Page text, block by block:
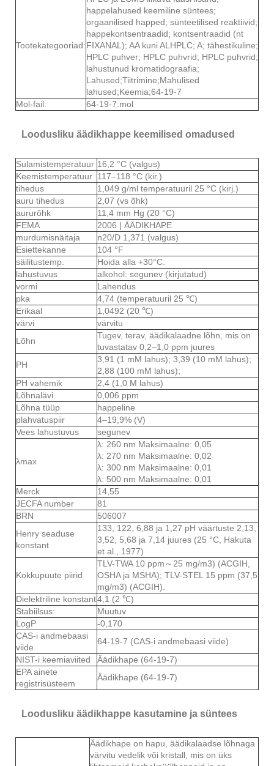
Tootekategooriad:
happelahused keemiline süntees;
orgaanilised happed; sünteetilised reaktiivid;
happekontsentraadid; kontsentraadid (nt
FIXANAL); AA kuni ALHPLC; A; tähestikuline;
HPLC puhver; HPLC puhvrid; HPLC puhvrid;
lahustunud kromatidograafia;
Lahused;Tiitrimine;Mahulised
lahused;Keemia;64-19-7
Mol-fail:
64-19-7.mol
Loodusliku äädikhappe keemilised omadused
Sulamistemperatuur 16,2 °C (valgus)
Keemistemperatuur 117–118 °C (kir.)
tihedus
1,049 g/ml temperatuuril 25 °C (kirj.)
auru tihedus
2,07 (vs õhk)
aururõhk
11,4 mm Hg (20 °C)
FEMA
2006 | ÄÄDIKHAPE
murdumisnäitaja
n20/D 1,371 (valgus)
Esiettekanne
104 °F
säilitustemp.
Hoida alla +30°C.
lahustuvus
alkohol: segunev (kirjutatud)
vormi
Lahendus
pka
4,74 (temperatuuril 25 ℃)
Erikaal
1,0492 (20 ℃)
värvi
värvitu
Lõhn
Tugev, terav, äädikalaadne lõhn, mis on
tuvastatav 0,2–1,0 ppm juures
PH
3,91 (1 mM lahus); 3,39 (10 mM lahus);
2,88 (100 mM lahus);
PH vahemik
2,4 (1,0 M lahus)
Lõhnalävi
0,006 ppm
Lõhna tüüp
happeline
plahvatuspiir
4–19,9% (V)
Vees lahustuvus
segunev
λmax
λ: 260 nm Maksimaalne: 0,05
λ: 270 nm Maksimaalne: 0,02
λ: 300 nm Maksimaalne: 0,01
λ: 500 nm Maksimaalne: 0,01
Merck
14,55
JECFA number
81
BRN
506007
Henry seaduse
konstant
133, 122, 6,88 ja 1,27 pH väärtuste 2,13,
3,52, 5,68 ja 7,14 juures (25 °C, Hakuta
et al., 1977)
Kokkupuute piirid
TLV-TWA 10 ppm～25 mg/m3) (ACGIH,
OSHA ja MSHA); TLV-STEL 15 ppm (37,5
mg/m3) (ACGIH).
Dielektriline konstant4,1 (2 ℃)
Stabiilsus:
Muutuv
LogP
-0,170
CAS-i andmebaasi
viide
64-19-7 (CAS-i andmebaasi viide)
NIST-i keemiaviited
Äädikhape (64-19-7)
EPA ainete
registrisüsteem
Äädikhape (64-19-7)
Loodusliku äädikhappe kasutamine ja süntees
Äädikhape on hapu, äädikalaadse lõhnaga
värvitu vedelik või kristall, mis on üks